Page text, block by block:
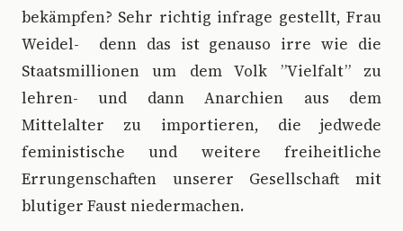
bekämpfen? Sehr richtig infrage gestellt, Frau
Weidel- denn das ist genauso irre wie die
Staatsmillionen um dem Volk ”Vielfalt” zu
lehren- und dann Anarchien aus dem
Mittelalter zu importieren, die jedwede
feministische und weitere freiheitliche
Errungenschaften unserer Gesellschaft mit
blutiger Faust niedermachen.